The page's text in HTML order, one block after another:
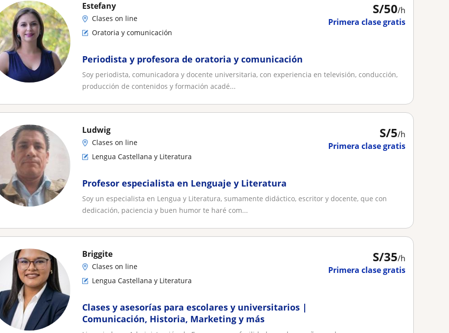
S/50/h
Primera clase gratis
Estefany
Clases on line
Oratoria y comunicación
Periodista y profesora de oratoria y comunicación
Soy periodista, comunicadora y docente universitaria, con experiencia en televisión, conducción,
producción de contenidos y formación acadé...
S/5/h
Primera clase gratis
Ludwig
Clases on line
Lengua Castellana y Literatura
Profesor especialista en Lenguaje y Literatura
Soy un especialista en Lengua y Literatura, sumamente didáctico, escritor y docente, que con
dedicación, paciencia y buen humor te haré com...
S/35/h
Primera clase gratis
Briggite
Clases on line
Lengua Castellana y Literatura
Clases y asesorías para escolares y universitarios |
Comunicación, Historia, Marketing y más